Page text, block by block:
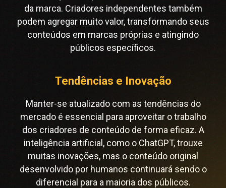
da marca. Criadores independentes também
podem agregar muito valor, transformando seus
conteúdos em marcas próprias e atingindo
públicos específicos.
Tendências e Inovação
Manter-se atualizado com as tendências do
mercado é essencial para aproveitar o trabalho
dos criadores de conteúdo de forma eficaz. A
inteligência artificial, como o ChatGPT, trouxe
muitas inovações, mas o conteúdo original
desenvolvido por humanos continuará sendo o
diferencial para a maioria dos públicos.